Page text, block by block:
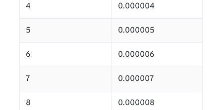
4 0.000004
5 0.000005
6 0.000006
7 0.000007
8 0.000008